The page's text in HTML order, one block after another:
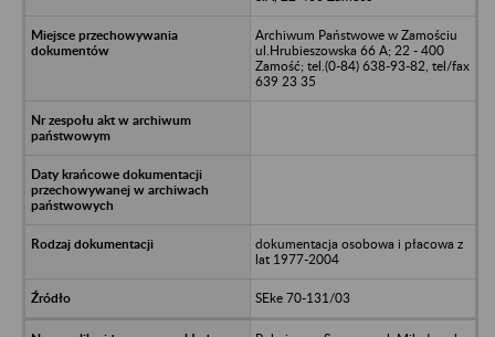
Archiwum Państwowe w Zamościu
ul.Hrubieszowska 66 A; 22 - 400
Zamość; tel.(0-84) 638-93-82, tel/fax
639 23 35
dokumentacja osobowa i płacowa z
lat 1977-2004
SEke 70-131/03